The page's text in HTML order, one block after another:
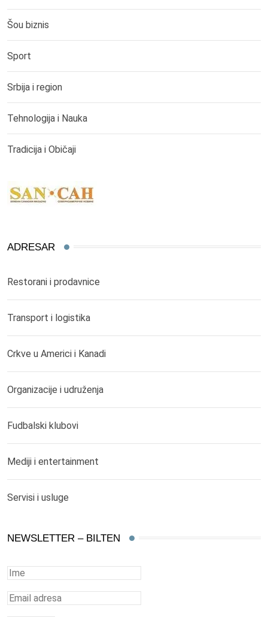
Šou biznis
Sport
Srbija i region
Tehnologija i Nauka
Tradicija i Običaji
ADRESAR
Restorani i prodavnice
Transport i logistika
Crkve u Americi i Kanadi
Organizacije i udruženja
Fudbalski klubovi
Mediji i entertainment
Servisi i usluge
NEWSLETTER – BILTEN